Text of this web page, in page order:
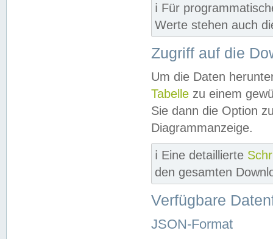
ℹ️ Für
Werte stehen auch
Zugriff auf die
Um die Daten
Tabelle zu einem
Sie dann die Option
Diagrammanzeige.
ℹ️ Eine detaillierte
den gesamten
Verfügbare
JSON-Format